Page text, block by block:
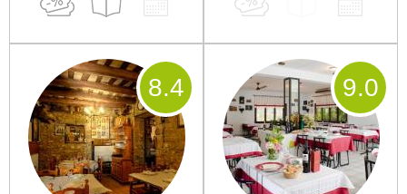
8.4 9.0